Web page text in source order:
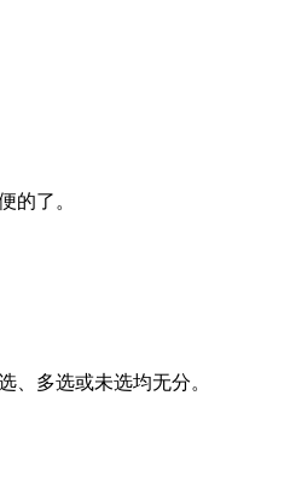
的了。
、多选或未选均无分。